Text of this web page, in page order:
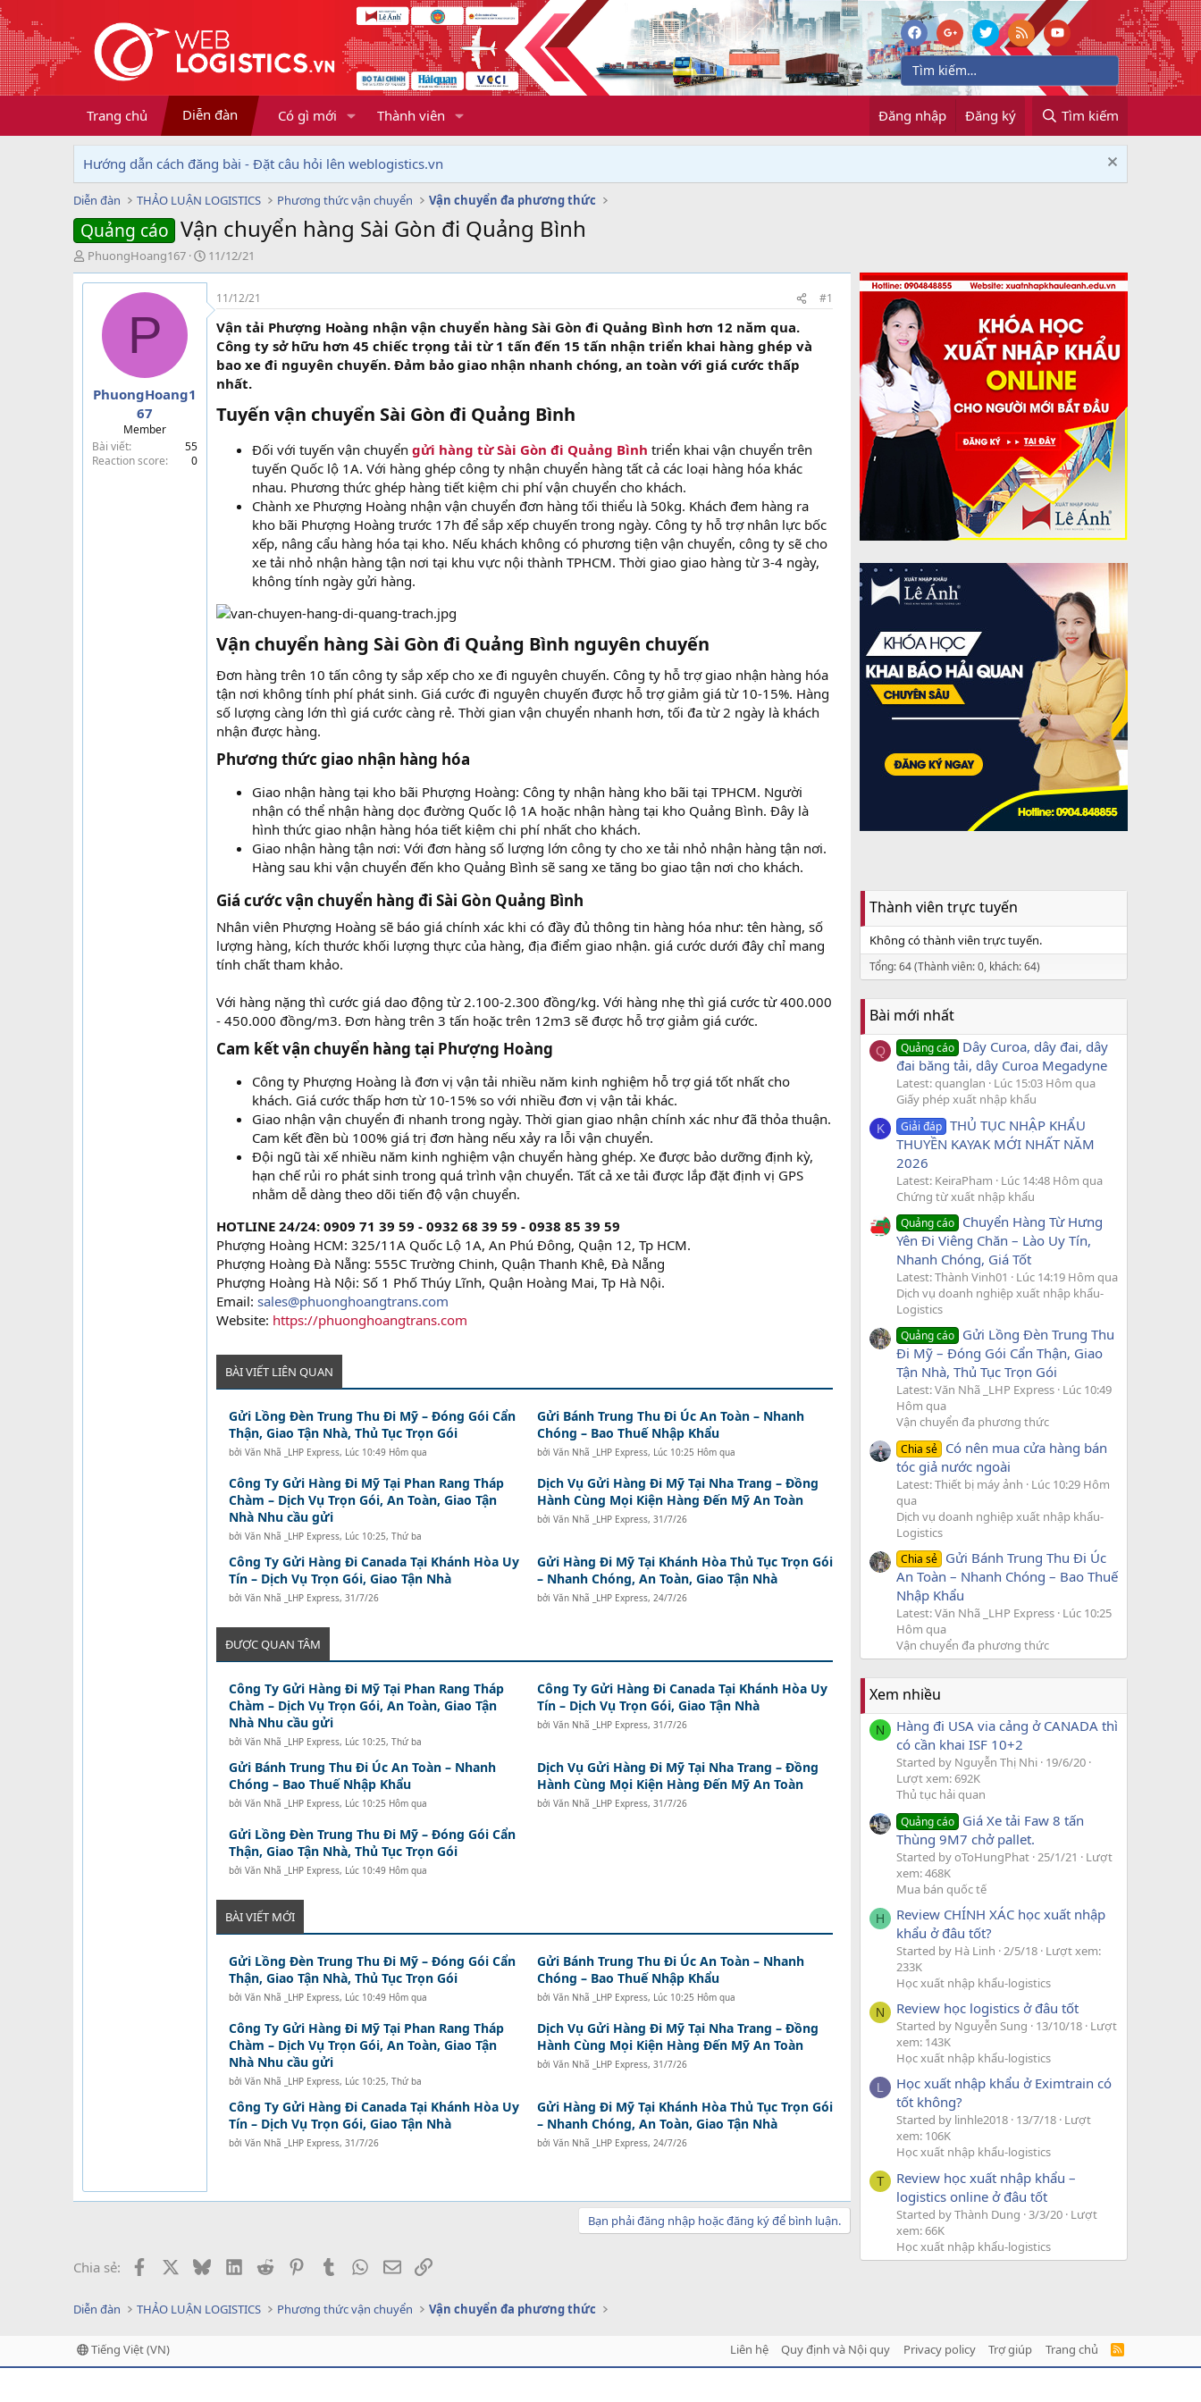
Trang chủ Diễn đàn Có gì mới Thành viên Đăng nhập Đăng ký Tìm kiếm
Hướng dẫn cách đăng bài - Đặt câu hỏi lên weblogistics.vn
Diễn đàn THẢO LUẬN LOGISTICS Phương thức vận chuyển Vận chuyển đa phương thức
Quảng cáo Vận chuyển hàng Sài Gòn đi Quảng Bình
T
h
r
PhuongHoang167
N
g
y
g
11/12/21
P
PhuongHoang1
67
Member
Bài viết
55
Reaction score
0
11/12/21 #1
Vận tải Phượng Hoàng nhận vận chuyển hàng Sài Gòn đi Quảng Bình hơn 12 năm qua.
Công ty sở hữu hơn 45 chiếc trọng tải từ 1 tấn đến 15 tấn nhận triển khai hàng ghép và
bao xe đi nguyên chuyến. Đảm bảo giao nhận nhanh chóng, an toàn với giá cước thấp
nhất.
Tuyến vận chuyển Sài Gòn đi Quảng Bình​
Đối với tuyến vận chuyển gửi hàng từ Sài Gòn đi Quảng Bình triển khai vận chuyển trên
tuyến Quốc lộ 1A. Với hàng ghép công ty nhận chuyển hàng tất cả các loại hàng hóa khác
nhau. Phương thức ghép hàng tiết kiệm chi phí vận chuyển cho khách.
Chành xe Phượng Hoàng nhận vận chuyển đơn hàng tối thiểu là 50kg. Khách đem hàng ra
kho bãi Phượng Hoàng trước 17h để sắp xếp chuyến trong ngày. Công ty hỗ trợ nhân lực bốc
xếp, nâng cẩu hàng hóa tại kho. Nếu khách không có phương tiện vận chuyển, công ty sẽ cho
xe tải nhỏ nhận hàng tận nơi tại khu vực nội thành TPHCM. Thời giao giao hàng từ 3-4 ngày,
không tính ngày gửi hàng.
Vận chuyển hàng Sài Gòn đi Quảng Bình nguyên chuyến
Đơn hàng trên 10 tấn công ty sắp xếp cho xe đi nguyên chuyến. Công ty hỗ trợ giao nhận hàng hóa
tận nơi không tính phí phát sinh. Giá cước đi nguyên chuyến được hỗ trợ giảm giá từ 10-15%. Hàng
số lượng càng lớn thì giá cước càng rẻ. Thời gian vận chuyển nhanh hơn, tối đa từ 2 ngày là khách
nhận được hàng.
Phương thức giao nhận hàng hóa​
Giao nhận hàng tại kho bãi Phượng Hoàng: Công ty nhận hàng kho bãi tại TPHCM. Người
nhận có thể nhận hàng dọc đường Quốc lộ 1A hoặc nhận hàng tại kho Quảng Bình. Đây là
hình thức giao nhận hàng hóa tiết kiệm chi phí nhất cho khách.
Giao nhận hàng tận nơi: Với đơn hàng số lượng lớn công ty cho xe tải nhỏ nhận hàng tận nơi.
Hàng sau khi vận chuyển đến kho Quảng Bình sẽ sang xe tăng bo giao tận nơi cho khách.
Giá cước vận chuyển hàng đi Sài Gòn Quảng Bình​
Nhân viên Phượng Hoàng sẽ báo giá chính xác khi có đầy đủ thông tin hàng hóa như: tên hàng, số
lượng hàng, kích thước khối lượng thực của hàng, địa điểm giao nhận. giá cước dưới đây chỉ mang
tính chất tham khảo.
Với hàng nặng thì cước giá dao động từ 2.100-2.300 đồng/kg. Với hàng nhẹ thì giá cước từ 400.000
- 450.000 đồng/m3. Đơn hàng trên 3 tấn hoặc trên 12m3 sẽ được hỗ trợ giảm giá cước.
Cam kết vận chuyển hàng tại Phượng Hoàng​
Công ty Phượng Hoàng là đơn vị vận tải nhiều năm kinh nghiệm hỗ trợ giá tốt nhất cho
khách. Giá cước thấp hơn từ 10-15% so với nhiều đơn vị vận tải khác.
Giao nhận vận chuyển đi nhanh trong ngày. Thời gian giao nhận chính xác như đã thỏa thuận.
Cam kết đền bù 100% giá trị đơn hàng nếu xảy ra lỗi vận chuyển.
Đội ngũ tài xế nhiều năm kinh nghiệm vận chuyển hàng ghép. Xe được bảo dưỡng định kỳ,
hạn chế rủi ro phát sinh trong quá trình vận chuyển. Tất cả xe tải được lắp đặt định vị GPS
nhằm dễ dàng theo dõi tiến độ vận chuyển.
HOTLINE 24/24: 0909 71 39 59 - 0932 68 39 59 - 0938 85 39 59
Phượng Hoàng HCM: 325/11A Quốc Lộ 1A, An Phú Đông, Quận 12, Tp HCM.
Phượng Hoàng Đà Nẵng: 555C Trường Chinh, Quận Thanh Khê, Đà Nẵng
Phượng Hoàng Hà Nội: Số 1 Phố Thúy Lĩnh, Quận Hoàng Mai, Tp Hà Nội.
Email: sales@phuonghoangtrans.com
Website: https://phuonghoangtrans.com
BÀI VIẾT LIÊN QUAN
Gửi Lồng Đèn Trung Thu Đi Mỹ – Đóng Gói Cẩn
Thận, Giao Tận Nhà, Thủ Tục Trọn Gói
bởi Văn Nhã _LHP Express, Lúc 10:49 Hôm qua
Gửi Bánh Trung Thu Đi Úc An Toàn – Nhanh
Chóng – Bao Thuế Nhập Khẩu
bởi Văn Nhã _LHP Express, Lúc 10:25 Hôm qua
Công Ty Gửi Hàng Đi Mỹ Tại Phan Rang Tháp
Chàm – Dịch Vụ Trọn Gói, An Toàn, Giao Tận
Nhà Nhu cầu gửi
bởi Văn Nhã _LHP Express, Lúc 10:25, Thứ ba
Dịch Vụ Gửi Hàng Đi Mỹ Tại Nha Trang – Đồng
Hành Cùng Mọi Kiện Hàng Đến Mỹ An Toàn
bởi Văn Nhã _LHP Express, 31/7/26
Công Ty Gửi Hàng Đi Canada Tại Khánh Hòa Uy
Tín – Dịch Vụ Trọn Gói, Giao Tận Nhà
bởi Văn Nhã _LHP Express, 31/7/26
Gửi Hàng Đi Mỹ Tại Khánh Hòa Thủ Tục Trọn Gói
– Nhanh Chóng, An Toàn, Giao Tận Nhà
bởi Văn Nhã _LHP Express, 24/7/26
ĐƯỢC QUAN TÂM
Công Ty Gửi Hàng Đi Mỹ Tại Phan Rang Tháp
Chàm – Dịch Vụ Trọn Gói, An Toàn, Giao Tận
Nhà Nhu cầu gửi
bởi Văn Nhã _LHP Express, Lúc 10:25, Thứ ba
Công Ty Gửi Hàng Đi Canada Tại Khánh Hòa Uy
Tín – Dịch Vụ Trọn Gói, Giao Tận Nhà
bởi Văn Nhã _LHP Express, 31/7/26
Gửi Bánh Trung Thu Đi Úc An Toàn – Nhanh
Chóng – Bao Thuế Nhập Khẩu
bởi Văn Nhã _LHP Express, Lúc 10:25 Hôm qua
Dịch Vụ Gửi Hàng Đi Mỹ Tại Nha Trang – Đồng
Hành Cùng Mọi Kiện Hàng Đến Mỹ An Toàn
bởi Văn Nhã _LHP Express, 31/7/26
Gửi Lồng Đèn Trung Thu Đi Mỹ – Đóng Gói Cẩn
Thận, Giao Tận Nhà, Thủ Tục Trọn Gói
bởi Văn Nhã _LHP Express, Lúc 10:49 Hôm qua
BÀI VIẾT MỚI
Gửi Lồng Đèn Trung Thu Đi Mỹ – Đóng Gói Cẩn
Thận, Giao Tận Nhà, Thủ Tục Trọn Gói
bởi Văn Nhã _LHP Express, Lúc 10:49 Hôm qua
Gửi Bánh Trung Thu Đi Úc An Toàn – Nhanh
Chóng – Bao Thuế Nhập Khẩu
bởi Văn Nhã _LHP Express, Lúc 10:25 Hôm qua
Công Ty Gửi Hàng Đi Mỹ Tại Phan Rang Tháp
Chàm – Dịch Vụ Trọn Gói, An Toàn, Giao Tận
Nhà Nhu cầu gửi
bởi Văn Nhã _LHP Express, Lúc 10:25, Thứ ba
Dịch Vụ Gửi Hàng Đi Mỹ Tại Nha Trang – Đồng
Hành Cùng Mọi Kiện Hàng Đến Mỹ An Toàn
bởi Văn Nhã _LHP Express, 31/7/26
Công Ty Gửi Hàng Đi Canada Tại Khánh Hòa Uy
Tín – Dịch Vụ Trọn Gói, Giao Tận Nhà
bởi Văn Nhã _LHP Express, 31/7/26
Gửi Hàng Đi Mỹ Tại Khánh Hòa Thủ Tục Trọn Gói
– Nhanh Chóng, An Toàn, Giao Tận Nhà
bởi Văn Nhã _LHP Express, 24/7/26
Bạn phải đăng nhập hoặc đăng ký để bình luận.
Chia sẻ: Facebook BlueskyLinkedIn
Reddit PinterestTumblr WhatsApp
EmailLink
Thành viên trực tuyến
Không có thành viên trực tuyến.
Tổng: 64 (Thành viên: 0, khách: 64)
Bài mới nhất
Q Quảng cáo Dây Curoa, dây đai, dây
đai băng tải, dây Curoa Megadyne
Latest: quanglan
Lúc 15:03 Hôm qua
Giấy phép xuất nhập khẩu
K Giải đáp THỦ TỤC NHẬP KHẨU
THUYỀN KAYAK MỚI NHẤT NĂM
2026
Latest: KeiraPham
Lúc 14:48 Hôm qua
Chứng từ xuất nhập khẩu
Quảng cáo Chuyển Hàng Từ Hưng
Yên Đi Viêng Chăn – Lào Uy Tín,
Nhanh Chóng, Giá Tốt
Latest: Thành Vinh01
Lúc 14:19 Hôm qua
Dịch vụ doanh nghiệp xuất nhập khẩu-
Logistics
Quảng cáo Gửi Lồng Đèn Trung Thu
Đi Mỹ – Đóng Gói Cẩn Thận, Giao
Tận Nhà, Thủ Tục Trọn Gói
Latest: Văn Nhã _LHP Express Lúc 10:49
Hôm qua
Vận chuyển đa phương thức
Chia sẻ Có nên mua cửa hàng bán
tóc giả nước ngoài
Latest: Thiết bị máy ảnh
Lúc 10:29 Hôm
qua
Dịch vụ doanh nghiệp xuất nhập khẩu-
Logistics
Chia sẻ Gửi Bánh Trung Thu Đi Úc
An Toàn – Nhanh Chóng – Bao Thuế
Nhập Khẩu
Latest: Văn Nhã _LHP Express Lúc 10:25
Hôm qua
Vận chuyển đa phương thức
Xem nhiều
N
Hàng đi USA via cảng ở CANADA thì
có cần khai ISF 10+2
Started by Nguyễn Thị Nhi 19/6/20
Lượt xem: 692K
Thủ tục hải quan
Quảng cáo Giá Xe tải Faw 8 tấn
Thùng 9M7 chở pallet.
Started by oToHungPhat 25/1/21
Lượt
xem: 468K
Mua bán quốc tế
H
Review CHÍNH XÁC học xuất nhập
khẩu ở đâu tốt?
Started by Hà Linh 2/5/18 Lượt xem:
233K
Học xuất nhập khẩu-logistics
N Review học logistics ở đâu tốt
Started by Nguyễn Sung 13/10/18 Lượt
xem: 143K
Học xuất nhập khẩu-logistics
L
Học xuất nhập khẩu ở Eximtrain có
tốt không?
Started by linhle2018 13/7/18 Lượt
xem: 106K
Học xuất nhập khẩu-logistics
T
Review học xuất nhập khẩu –
logistics online ở đâu tốt
Started by Thành Dung 3/3/20 Lượt
xem: 66K
Học xuất nhập khẩu-logistics
Diễn đàn THẢO LUẬN LOGISTICS Phương thức vận chuyển Vận chuyển đa phương thức
Tiếng Việt (VN) Liên hệ Quy định và Nội quy Privacy policy Trợ giúp Trang chủ
R